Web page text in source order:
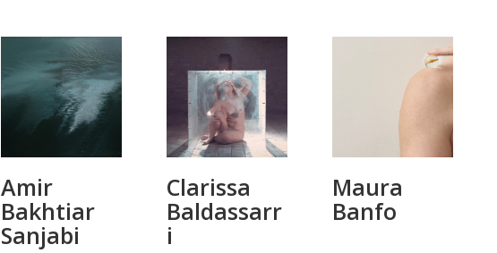
Amir
Bakhtiar
Sanjabi
Clarissa
Baldassarr
i
Maura
Banfo